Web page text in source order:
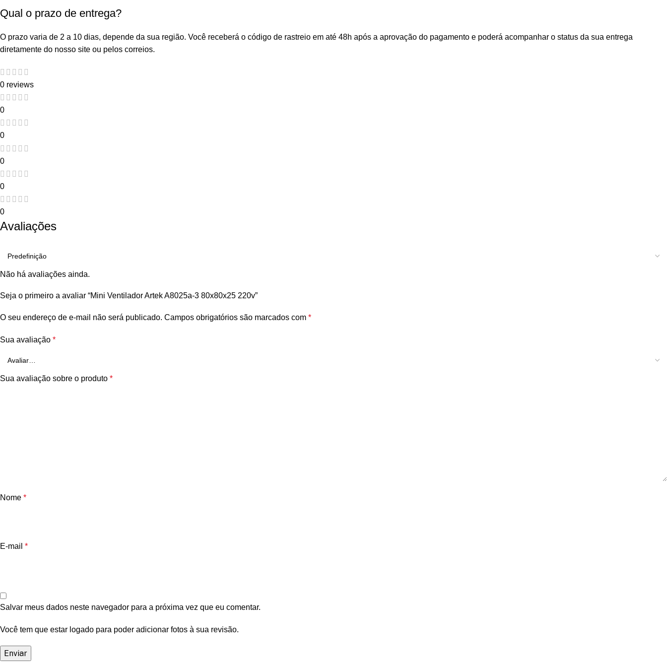
Qual o prazo de entrega?
O prazo varia de 2 a 10 dias, depende da sua região. Você receberá o código de rastreio em até 48h após a aprovação do pagamento e poderá acompanhar o status da sua entrega
diretamente do nosso site ou pelos correios.
0 reviews
0
0
0
0
0
Avaliações
Não há avaliações ainda.
Seja o primeiro a avaliar “Mini Ventilador Artek A8025a-3 80x80x25 220v”
O seu endereço de e-mail não será publicado. Campos obrigatórios são marcados com *
Sua avaliação *
Sua avaliação sobre o produto *
Nome *
E-mail *
Salvar meus dados neste navegador para a próxima vez que eu comentar.
Você tem que estar logado para poder adicionar fotos à sua revisão.